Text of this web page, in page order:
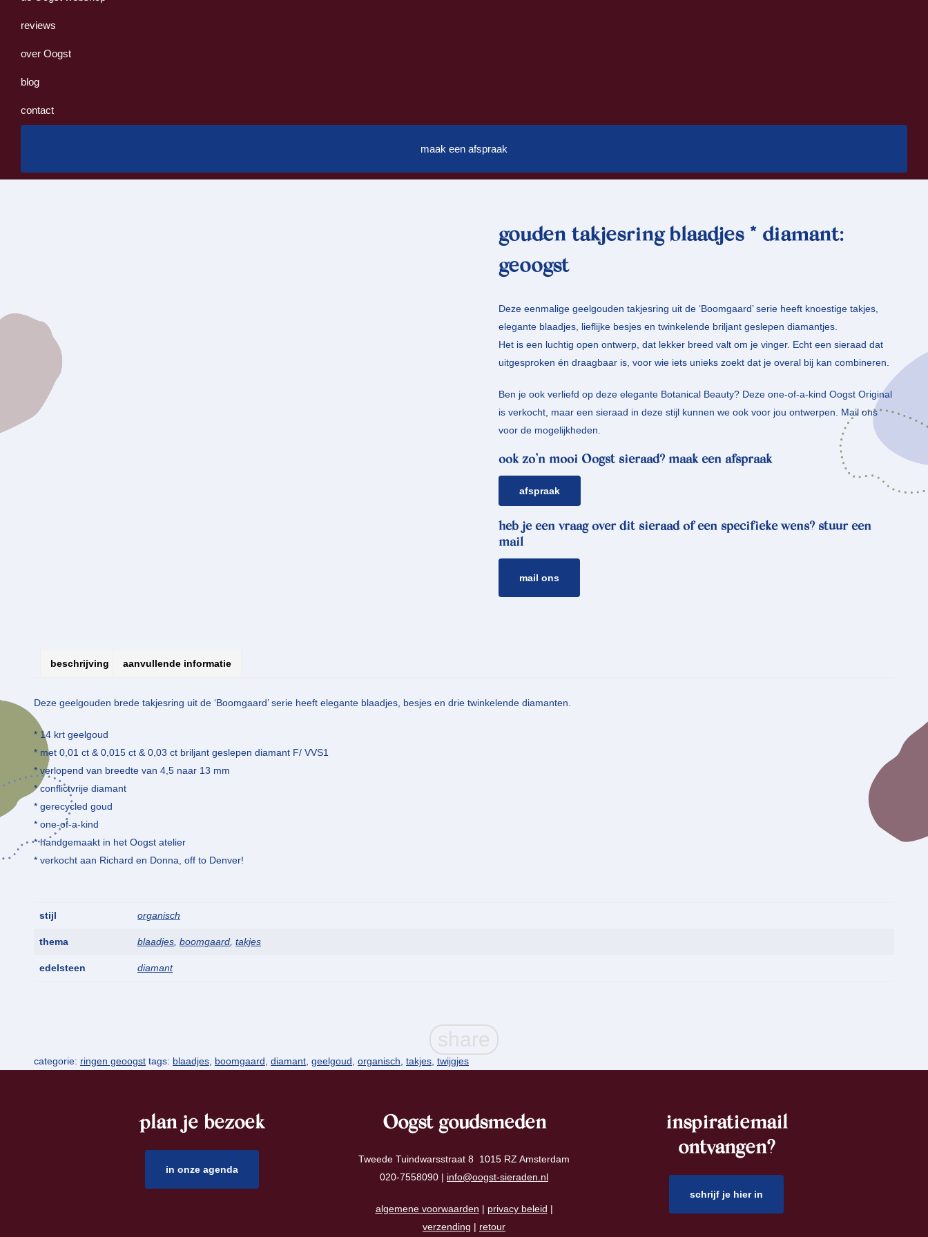
reviews
over Oogst
blog
contact
maak een afspraak
gouden takjesring blaadjes * diamant:
geoogst
Deze eenmalige geelgouden takjesring uit de ‘Boomgaard’ serie heeft knoestige takjes,
elegante blaadjes, lieflijke besjes en twinkelende briljant geslepen diamantjes.
Het is een luchtig open ontwerp, dat lekker breed valt om je vinger. Echt een sieraad dat
uitgesproken én draagbaar is, voor wie iets unieks zoekt dat je overal bij kan combineren.
Ben je ook verliefd op deze elegante Botanical Beauty? Deze one-of-a-kind Oogst Original
is verkocht, maar een sieraad in deze stijl kunnen we ook voor jou ontwerpen. Mail ons
voor de mogelijkheden.
ook zo’n mooi Oogst sieraad? maak een afspraak
afspraak
heb je een vraag over dit sieraad of een specifieke wens? stuur een
mail
mail ons
beschrijving aanvullende informatie
Deze geelgouden brede takjesring uit de ‘Boomgaard’ serie heeft elegante blaadjes, besjes en drie twinkelende diamanten.
* 14 krt geelgoud
* met 0,01 ct & 0,015 ct & 0,03 ct briljant geslepen diamant F/ VVS1
* verlopend van breedte van 4,5 naar 13 mm
* conflictvrije diamant
* gerecycled goud
* one-of-a-kind
* handgemaakt in het Oogst atelier
* verkocht aan Richard en Donna, off to Denver!
stijl organisch
thema blaadjes boomgaard takjes
edelsteen diamant
categorie: ringen geoogst tags: blaadjes, boomgaard, diamant, geelgoud, organisch, takjes, twijgjes
plan je bezoek
in onze agenda
Oogst goudsmeden
Tweede Tuindwarsstraat 8 1015 RZ Amsterdam
020-7558090 | info@oogst-sieraden.nl
algemene voorwaarden | privacy beleid |
verzending | retour
inspiratiemail
ontvangen?
schrijf je hier in